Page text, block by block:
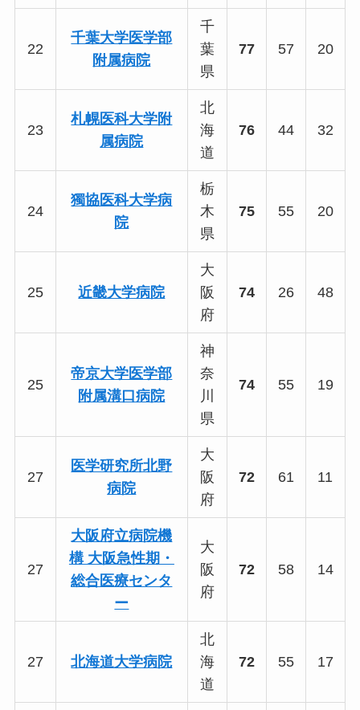
22
千葉大学医学部
附属病院
千
葉
県
77 57 20
23
札幌医科大学附
属病院
北
海
道
76 44 32
24
獨協医科大学病
院
栃
木
県
75 55 20
25 近畿大学病院
大
阪
府
74 26 48
25
帝京大学医学部
附属溝口病院
神
奈
川
県
74 55 19
27
医学研究所北野
病院
大
阪
府
72 61 11
27
大阪府立病院機
構 大阪急性期・
総合医療センタ
ー
大
阪
府
72 58 14
27 北海道大学病院
北
海
道
72 55 17